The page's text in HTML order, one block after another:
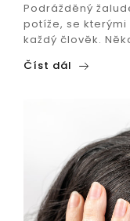
Podrážděný
potíže, se
každý člověk.
Číst dál